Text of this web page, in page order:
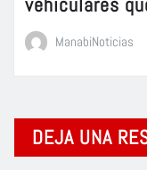
ManabiNoticias
DEJA UNA